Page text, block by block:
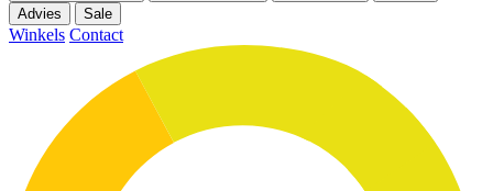
Advies
Sale
Winkels Contact